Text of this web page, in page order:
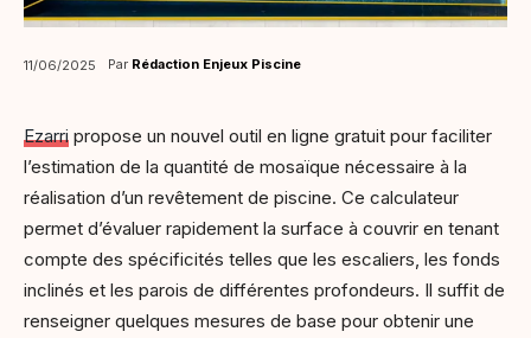
11/06/2025 Par Rédaction Enjeux Piscine
Ezarri propose un nouvel outil en ligne gratuit pour faciliter
l’estimation de la quantité de mosaïque nécessaire à la
réalisation d’un revêtement de piscine. Ce calculateur
permet d’évaluer rapidement la surface à couvrir en tenant
compte des spécificités telles que les escaliers, les fonds
inclinés et les parois de différentes profondeurs. Il suffit de
renseigner quelques mesures de base pour obtenir une